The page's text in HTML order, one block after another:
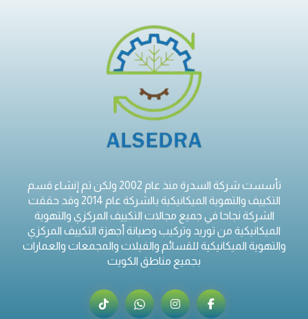
تأسست شركة السدرة منذ عام 2002 ولكن تم إنشاء قسم
التكييف والتهوية الميكانيكية بالشركة عام 2014 وقد حققت
الشركة نجاحا في جميع مجالات التكييف المركزي والتهوية
الميكانيكية من توريد وتركيب وصيانة أجهزة التكييف المركزي
والتهوية الميكانيكية للقسائم والفيلات والمجمعات والعمارات
بجميع مناطق الكويت